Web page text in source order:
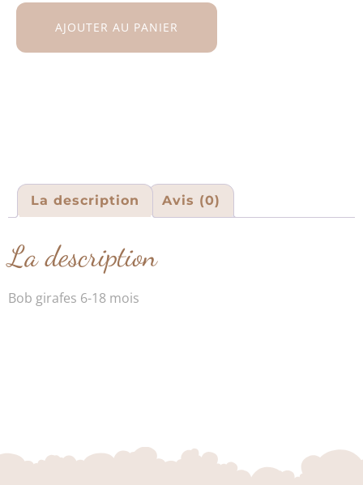
AJOUTER AU PANIER
La description Avis (0)
La description
Bob girafes 6-18 mois